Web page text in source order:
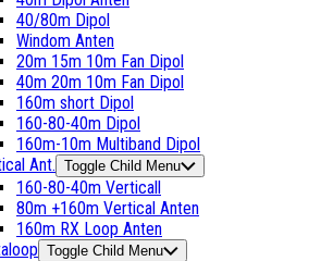
40/80m Dipol
Windom Anten
20m 15m 10m Fan Dipol
40m 20m 10m Fan Dipol
160m short Dipol
160-80-40m Dipol
160m-10m Multiband Dipol
Ant.
Toggle Child Menu
160-80-40m Verticall
80m +160m Vertical Anten
160m RX Loop Anten
Toggle Child Menu